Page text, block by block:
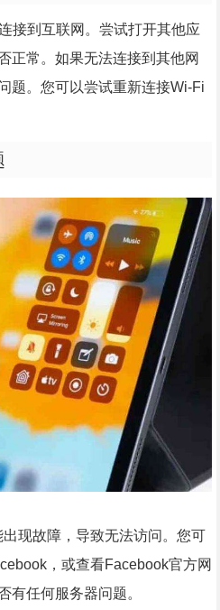
接到互联网。尝试打开其他应
正常。如果无法连接到其他网
题。您可以尝试重新连接Wi-Fi
现故障，导致无法访问。您可
，或查看Facebook官方网
有任何服务器问题。